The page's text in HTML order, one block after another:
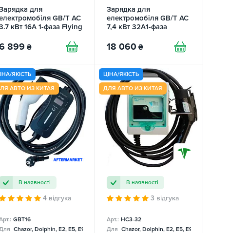
для
GB/T AC
кВт 16А 1-фаза Flying
899 ₴
Зарядка для
електромобіля GB/T AC
7,4 кВт 32A1-фаза
FEYREE
18 060 ₴
ЯКІСТЬ
АВТО ИЗ КИТАЯ
В наявності
4 відгука
GBT16
Chazor, Dolphin, E2, E5, E9, Mercedes
ЦІНА/ЯКІСТЬ
ДЛЯ АВТО ИЗ КИТАЯ
В наявності
3 відгука
Арт.: НC3-32
Для Chazor, Dolphin, E2, E5, E9, Mercedes